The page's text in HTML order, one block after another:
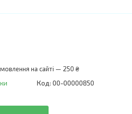
на сайті — 250 ₴
Код: 00-00000850